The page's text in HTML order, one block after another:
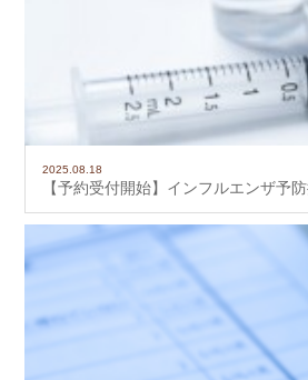
2025.08.18
【予約受付開始】インフルエンザ予